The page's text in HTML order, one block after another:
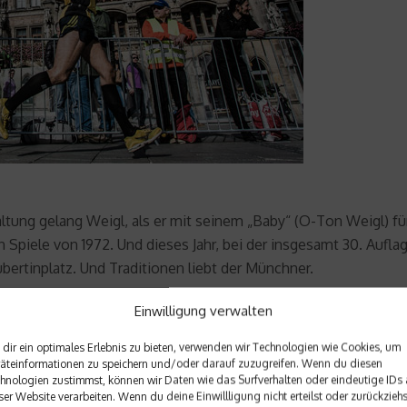
Einwilligung verwalten
dir ein optimales Erlebnis zu bieten, verwenden wir Technologien wie Cookies, um
zu speichern und/oder darauf zuzugreifen. Wenn du diesen
zustimmst, können wir Daten wie das Surfverhalten oder eindeutige IDs
Website verarbeiten. Wenn du deine Einwillligung nicht erteilst oder
gelang Weigl, als er mit seinem „Baby“ (O-Ton Weigl)
von 1972. Und dieses Jahr, bei der insgesamt 30.
Und Traditionen liebt der Münchner.
beim Trachtenlauf. Bunte Dirndl, Karohemden und
bunten Glitzerhüten und sogar ein arabischer
Postbote Fredl Brechlmacher, der in diesem Jahr beim
Marathon gehört in den Terminkalender wie Weihnachten“.